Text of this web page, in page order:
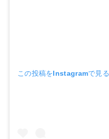
この投稿をInstagramで見る